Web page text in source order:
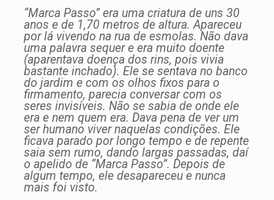
“Marca Passo” era uma criatura de uns 30
anos e de 1,70 metros de altura. Apareceu
por lá vivendo na rua de esmolas. Não dava
uma palavra sequer e era muito doente
(aparentava doença dos rins, pois vivia
bastante inchado). Ele se sentava no banco
do jardim e com os olhos fixos para o
firmamento, parecia conversar com os
seres invisíveis. Não se sabia de onde ele
era e nem quem era. Dava pena de ver um
ser humano viver naquelas condições. Ele
ficava parado por longo tempo e de repente
saia sem rumo, dando largas passadas, daí
o apelido de “Marca Passo”. Depois de
algum tempo, ele desapareceu e nunca
mais foi visto.